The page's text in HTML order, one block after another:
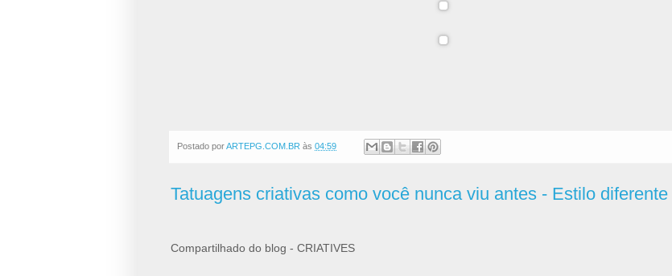
Postado porARTEPG.COM.BR às 04:59
Tatuagens criativas como você nunca viu antes - Estilo diferente
Compartilhado do blog - CRIATIVES